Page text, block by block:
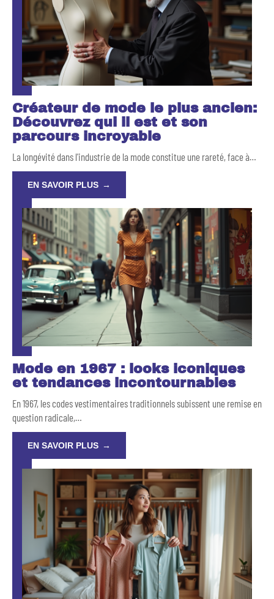
Créateur de mode le plus ancien:
Découvrez qui il est et son
parcours incroyable
La longévité dans l'industrie de la mode constitue une rareté, face à…
EN SAVOIR PLUS
Mode en 1967 : looks iconiques
et tendances incontournables
En 1967, les codes vestimentaires traditionnels subissent une remise en
question radicale,…
EN SAVOIR PLUS